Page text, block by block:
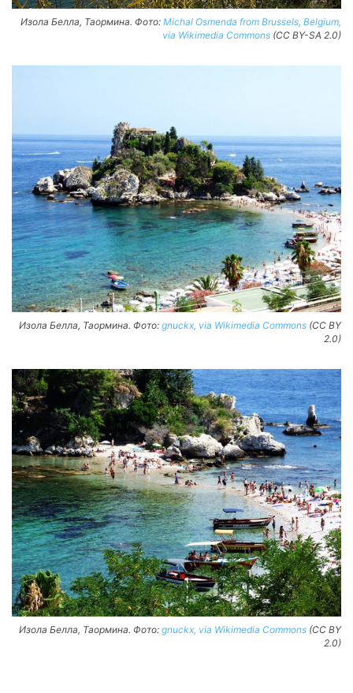
Изола Белла, Таормина. Фото: Michal Osmenda from Brussels, Belgium,
via Wikimedia Commons (CC BY-SA 2.0)
Изола Белла, Таормина. Фото: gnuckx, via Wikimedia Commons (CC BY
2.0)
Изола Белла, Таормина. Фото: gnuckx, via Wikimedia Commons (CC BY
2.0)